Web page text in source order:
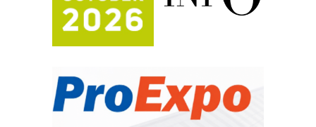
Potpuna efikasnost bez složenih
sistema
Trajna oznaka kao dugoročna korist
IB BLUMENAUER - više od 40 godina
poverenja u industriji
RMQ-TITAN ADVANCED INDICATOR